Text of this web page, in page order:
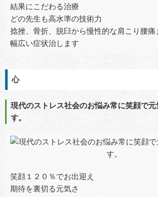
結果にこだわる治療
どの先生も高水準の技術力
捻挫、骨折、脱臼から慢性的な肩こり腰痛
幅広い症状治します
心
現代のストレス社会のお悩み常に笑顔で元
す。
笑顔１２０％でお出迎え
期待を裏切る元気さ